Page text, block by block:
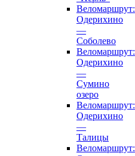
Веломаршрут:
Одерихино
—
Соболево
Веломаршрут:
Одерихино
—
Сумино
озеро
Веломаршрут:
Одерихино
—
Талицы
Веломаршрут: